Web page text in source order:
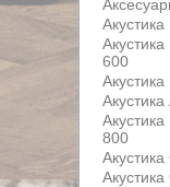
Акустика
Акустика
600
Акустика
800
Акустика
Акустика